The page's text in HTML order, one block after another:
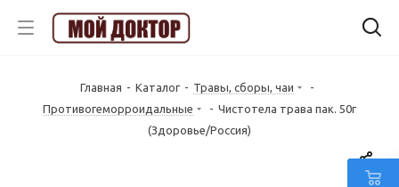
Главная - Каталог - Травы, сборы, чаи
-
Противогеморроидальные
- Чистотела трава пак. 50г
(Здоровье/Россия)